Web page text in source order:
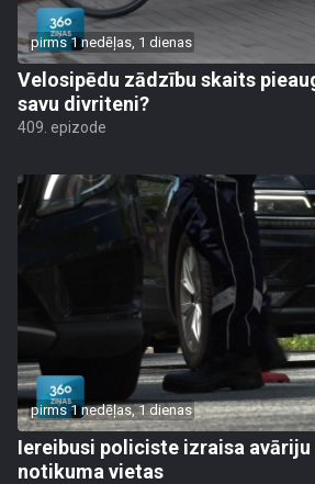
pirms 1 nedēļas, 1 dienas
Velosipēdu zādzību skaits
savu divriteni?
409. epizode
pirms 1 nedēļas, 1 dienas
Iereibusi policiste izraisa avāriju
notikuma vietas